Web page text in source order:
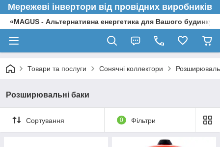
Мережеві інвертори від провідних виробників
«MAGUS - Альтернативна енергетика для Вашого будинку»
Товари та послуги Сонячні коллектори
Розширювальні баки
Сортування 0 Фільтри